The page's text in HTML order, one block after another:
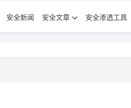
安全新闻 安全文章 安全渗透工具